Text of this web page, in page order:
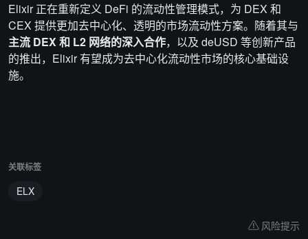
Elixir 正在重新定义 DeFi 的流动性管理模式，为 DEX 和
CEX 提供更加去中心化、透明的市场流动性方案。随着其与
主流 DEX 和 L2 网络的深入合作，以及 deUSD 等创新产品
的推出，Elixir 有望成为去中心化流动性市场的核心基础设
施。
关联标签
ELX
风险提示